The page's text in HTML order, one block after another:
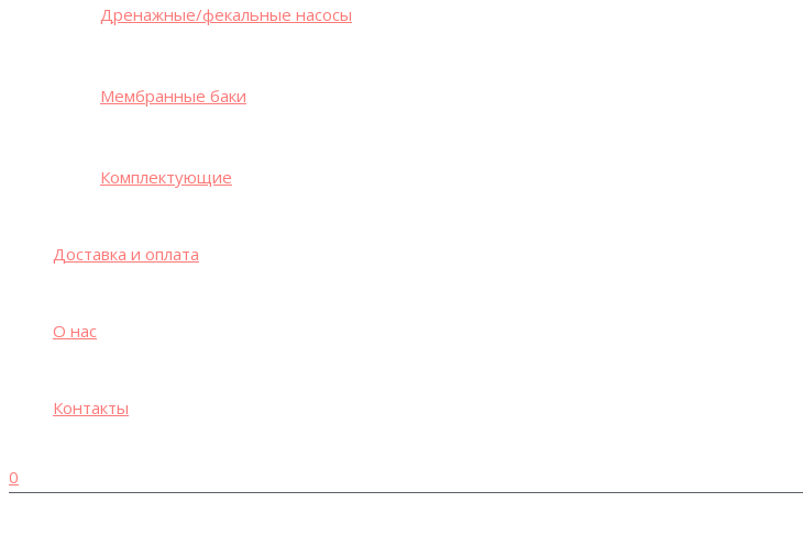
Дренажные/фекальные насосы
Мембранные баки
Комплектующие
Доставка и оплата
О нас
Контакты
0